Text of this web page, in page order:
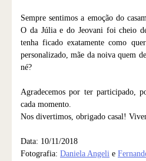
Sempre sentimos a emoção do
O da Júlia e do Jeovani foi cheio
tenha ficado exatamente como
personalizado, mãe da noiva quem
né?
Agradecemos por ter participado,
cada momento.
Nos divertimos, obrigado casal!
Data: 10/11/2018
Fotografia: Daniela Angeli e